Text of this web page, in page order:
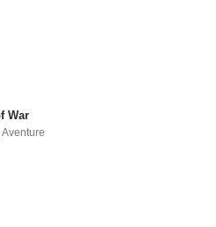
War
Aventure